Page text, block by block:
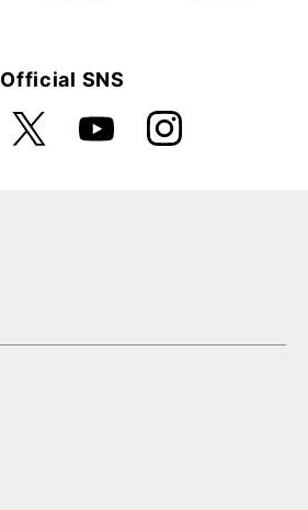
Official SNS
YouTube Instagra
m